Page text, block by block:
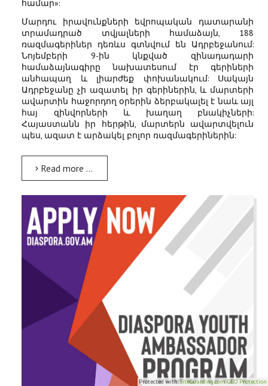
համար»:
Մարդու իրավունքների եվրոպական դատարանի
տրամադրած տվյալների համաձայն, 188
ռազմագերիներ դեռևս գտնվում են Ադրբեջանում:
Նոյեմբերի 9-ին կնքված զինադադարի
համաձայնագիրը նախատեսում էր գերիների
անհապաղ և լիարժեք փոխանակում: Սակայն
Ադրբեջանը չի ազատել իր գերիներին, և մարտերի
ավարտին հաջորդող օրերին ձերբակալել է նաև այլ
հայ զինվորների և խաղաղ բնակիչների:
Հայաստանն իր հերթին, մարտերն ավարտվելուն
պես, ազատ է արձակել բոլոր ռազմագերիներին:
Read more …
Protected withSiteGuarding.com GEO Protection